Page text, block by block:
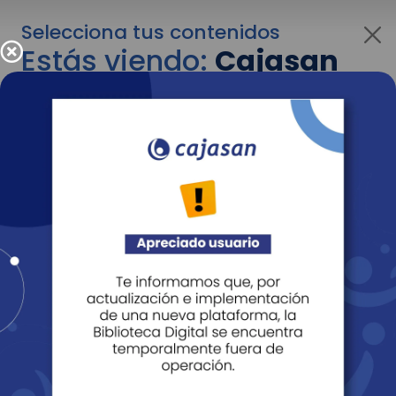
Selecciona tus contenidos
Estás viendo:Cajasan
para personas
Para cambiar al contenido de tu interés más
adelante recuerda utilizar el menú
Entendido